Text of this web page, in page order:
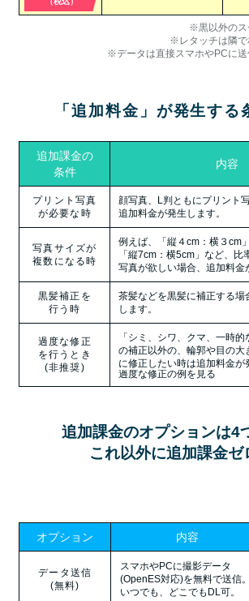
※黒以外のス
※レタッチは隣で
※データは直接スマホやPCに送
「追加料金」が発生する
追加課金の
条件
内容
プリント写真
が必要な時
顔写真、L判ともにプリント
追加料金が発生します。
写真サイズが
複数になる時
例えば、「縦４cm：横３cm
「縦7cm：横5cm」など、比
写真が欲しい場合、追加料金
黒髪補正を
行う時
茶髪などを黒髪に補正する場
します。
過度な修正
を行うとき
(非推奨)
「シミ、シワ、クマ、一時的
の補正以外の、輪郭や目の大
に修正したい時は追加料金が
過度な修正の例を見る
追加課金のオプションは4
これ以外に追加課金ゼ
オプション 内容
データ送信
(無料)
スマホやPCに撮影データ
(OpenES対応)を無料で送信。
いつでも、どこでもDL可。